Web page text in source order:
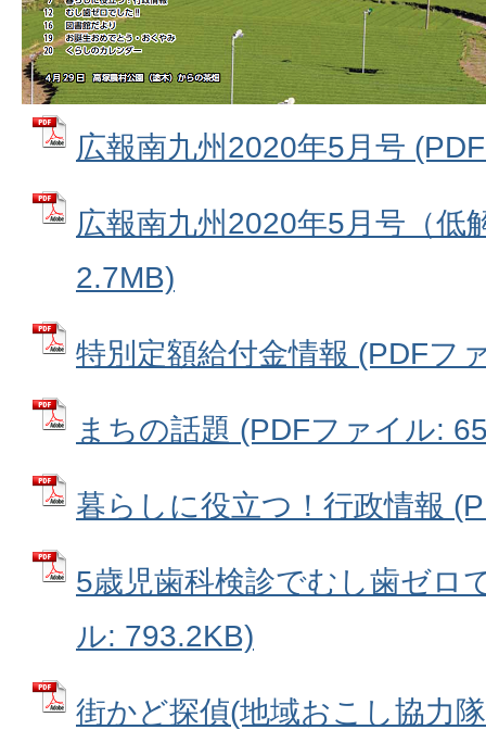
広報南九州2020年5月号
広報南九州2020年5月号（低
2.7MB)
特別定額給付金情報 (PDFフ
まちの話題 (PDFファイル:
暮らしに役立つ！行政情報
5歳児歯科検診でむし歯ゼロ
ル: 793.2KB)
街かど探偵(地域おこし協力